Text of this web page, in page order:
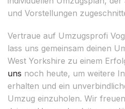
und Vorstellungen
Vertraue auf Umzugsprofi
lass uns gemeinsam deinen
West Yorkshire zu einem
uns noch heute, um weitere
erhalten und ein
Umzug einzuholen. Wir